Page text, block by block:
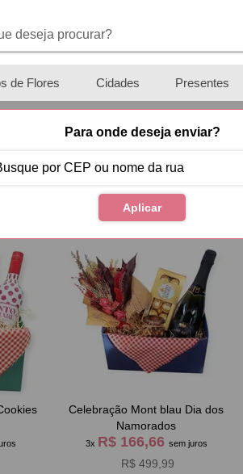
de Flores Cidades Presentes
Para onde deseja enviar?
Aplicar
especiais para você
Celebração Mont blau Dia dos
Namorados
3x R$ 166,66 sem juros
R$ 499,99